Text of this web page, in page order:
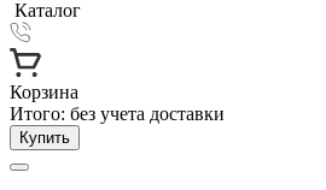
Каталог
Корзина
Итого: без учета доставки
Купить